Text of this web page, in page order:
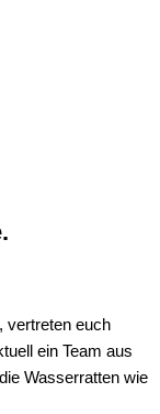
vertreten euch
ein Team aus
Wasserratten wie